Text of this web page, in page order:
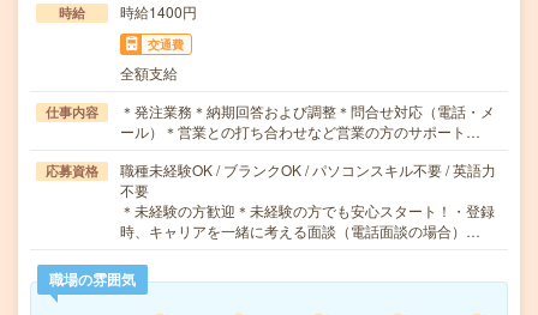
時給 時給1400円
交通費
全額支給
仕事内容
＊発注業務＊納期回答および調整＊問合せ対応（電話・メ
ール）＊営業との打ち合わせなど営業の方のサポート…
応募資格
職種未経験OK / ブランクOK / パソコンスキル不要 / 英語力
不要
＊未経験の方歓迎＊未経験の方でも安心スタート！・登録
時、キャリアを一緒に考える面談（電話面談の場合）…
職場の雰囲気